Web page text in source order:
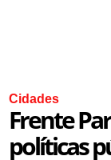
Cidades
Frente
políticas